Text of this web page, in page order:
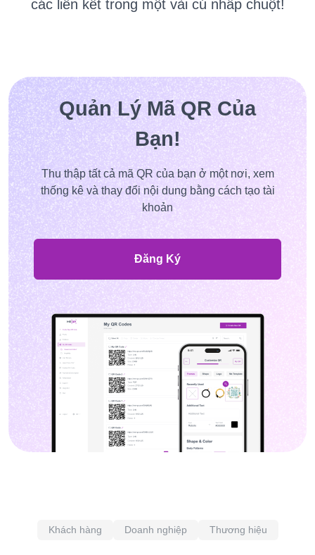
các liên kết trong một vài cú nhấp chuột!
Quản Lý Mã QR Của
Bạn!
Thu thập tất cả mã QR của bạn ở một nơi, xem
thống kê và thay đổi nội dung bằng cách tạo tài
khoản
Đăng Ký
Khách hàng Doanh nghiệp Thương hiệu